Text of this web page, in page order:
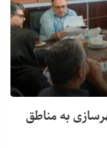
به مناطق